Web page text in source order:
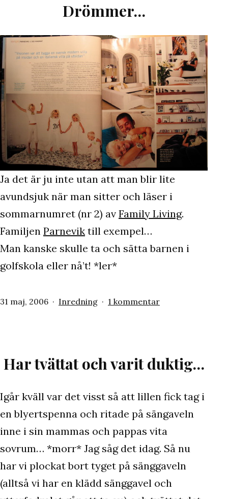
Drömmer…
Ja det är ju inte utan att man blir lite
avundsjuk när man sitter och läser i
sommarnumret (nr 2) av Family Living.
Familjen Parnevik till exempel…
Man kanske skulle ta och sätta barnen i
golfskola eller nå’t! *ler*
Publicerat
31 maj, 2006
Kategoriserat
Inredning 1 kommentartill
Har tvättat och varit duktig…
Igår kväll var det visst så att lillen fick tag i
en blyertspenna och ritade på sängaveln
inne i sin mammas och pappas vita
sovrum… *morr* Jag såg det idag. Så nu
har vi plockat bort tyget på sänggaveln
(alltså vi har en klädd sänggavel och